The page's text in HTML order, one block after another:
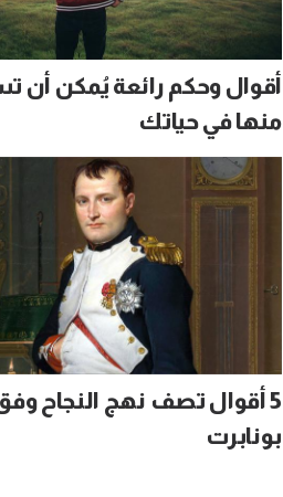
أقوال وحكم رائعة يُمكن أن
منها في حياتك
5 أقوال تصف نهج النجاح
بونابرت